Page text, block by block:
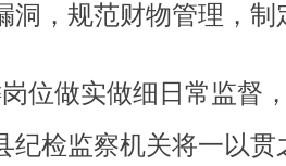
，规范财物管理，制
位做实做细日常监督
检监察机关将一以